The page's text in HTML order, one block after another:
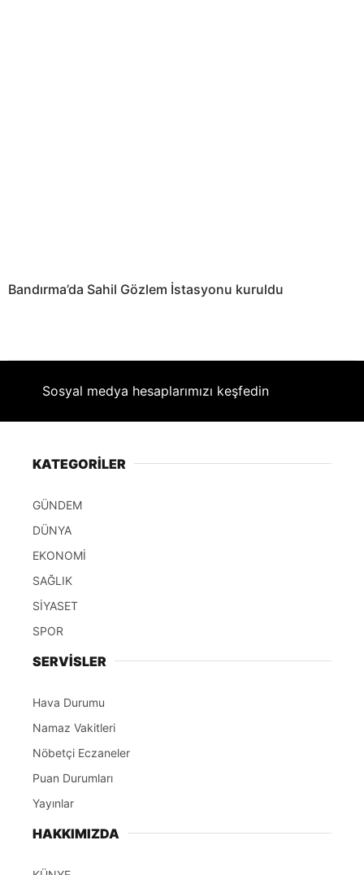
Bandırma’da Sahil Gözlem İstasyonu kuruldu
Sosyal medya hesaplarımızı keşfedin
KATEGORİLER
GÜNDEM
DÜNYA
EKONOMİ
SAĞLIK
SİYASET
SPOR
SERVİSLER
Hava Durumu
Namaz Vakitleri
Nöbetçi Eczaneler
Puan Durumları
Yayınlar
HAKKIMIZDA